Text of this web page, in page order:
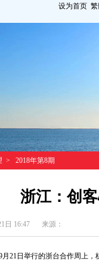
设为首页 繁
> 2018年第8期
浙江：创
日 16:47 来源：
21日举行的浙台合作周上，